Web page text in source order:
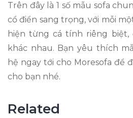
Trên đây là 1 số mẫu sofa
cổ điển sang trọng, với mỗi
hiện từng cá tính riêng biệt,
khác nhau. Bạn yêu thích
hệ ngay tới cho Moresofa để
cho bạn nhé.
Related